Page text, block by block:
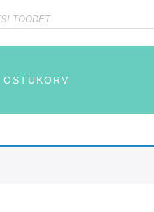
OSTUKORV